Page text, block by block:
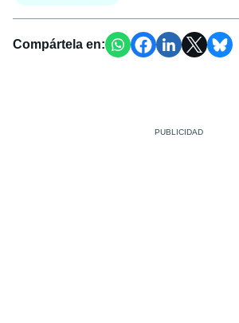
Compártela en: